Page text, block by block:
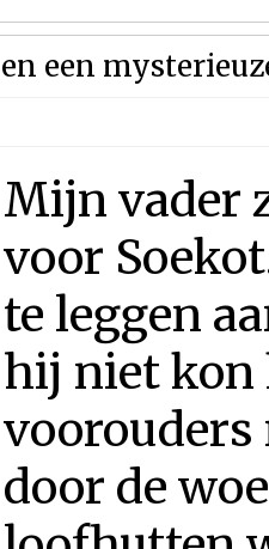
een
Mijn vader
voor
te leggen
hij niet kon
voorouders
door de